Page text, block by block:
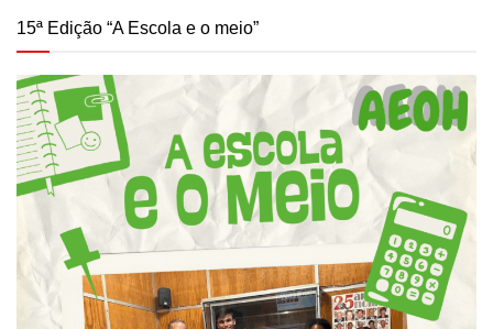
15ª Edição “A Escola e o meio”